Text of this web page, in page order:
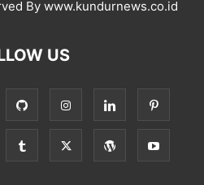
By www.kundurnews.co.id
US